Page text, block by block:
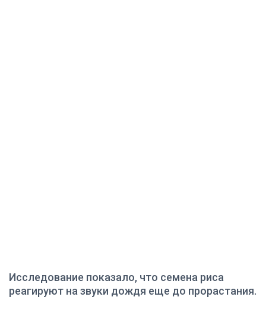
Исследование показало, что семена риса
реагируют на звуки дождя еще до прорастания.